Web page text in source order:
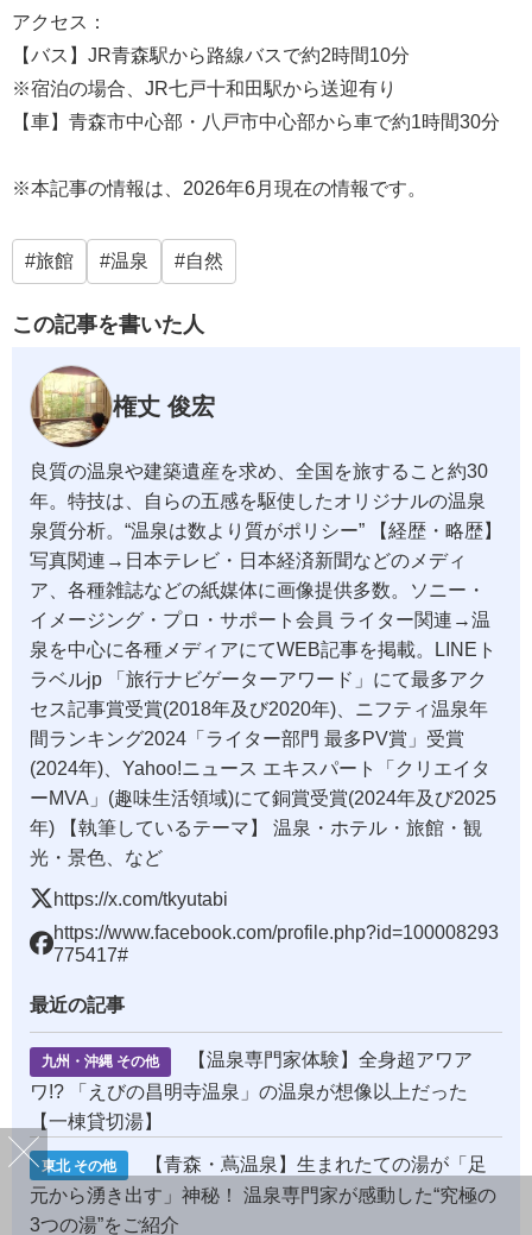
アクセス：
【バス】JR青森駅から路線バスで約2時間10分
※宿泊の場合、JR七戸十和田駅から送迎有り
【車】青森市中心部・八戸市中心部から車で約1時間30分
※本記事の情報は、2026年6月現在の情報です。
旅館 温泉 自然
この記事を書いた人
権丈 俊宏
良質の温泉や建築遺産を求め、全国を旅すること約30
年。特技は、自らの五感を駆使したオリジナルの温泉
泉質分析。“温泉は数より質がポリシー” 【経歴・略歴】
写真関連→日本テレビ・日本経済新聞などのメディ
ア、各種雑誌などの紙媒体に画像提供多数。ソニー・
イメージング・プロ・サポート会員 ライター関連→温
泉を中心に各種メディアにてWEB記事を掲載。LINEト
ラベルjp 「旅行ナビゲーターアワード」にて最多アク
セス記事賞受賞(2018年及び2020年)、ニフティ温泉年
間ランキング2024「ライター部門 最多PV賞」受賞
(2024年)、Yahoo!ニュース エキスパート「クリエイタ
ーMVA」(趣味生活領域)にて銅賞受賞(2024年及び2025
年) 【執筆しているテーマ】 温泉・ホテル・旅館・観
光・景色、など
https://x.com/tkyutabi
https://www.facebook.com/profile.php?id=100008293
775417#
最近の記事
九州・沖縄 その他
【温泉専門家体験】全身超アワア
ワ!? 「えびの昌明寺温泉」の温泉が想像以上だった
【一棟貸切湯】
東北 その他
【青森・蔦温泉】生まれたての湯が「足
元から湧き出す」神秘！ 温泉専門家が感動した“究極の
3つの湯”をご紹介